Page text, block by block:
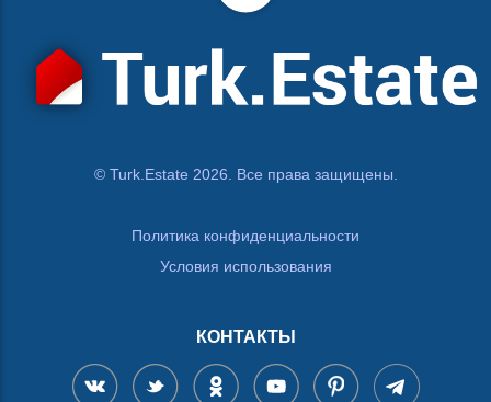
© Turk.Estate 2026. Все права защищены.
Политика конфиденциальности
Условия использования
КОНТАКТЫ